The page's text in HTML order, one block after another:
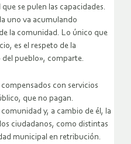
se pulen las capacidades.
uno va acumulando
la comunidad. Lo único que
es el respeto de la
pueblo», comparte.
con servicios
que no pagan.
comunidad y, a cambio de él, la
ciudadanos, como distintas
municipal en retribución.